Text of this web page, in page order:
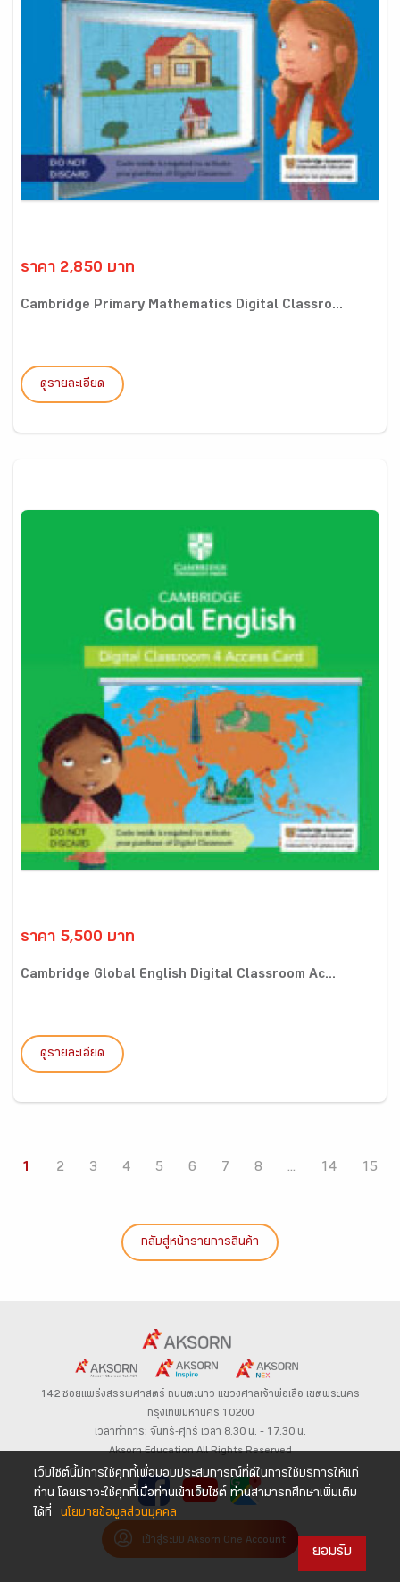
ราคา 2,850 บาท
Cambridge Primary Mathematics Digital Classro...
ดูรายละเอียด
ราคา 5,500 บาท
Cambridge Global English Digital Classroom Ac...
ดูรายละเอียด
1 2 3 4 5 6 7 8 ... 14 15
กลับสู่หน้ารายการสินค้า
142 ซอยแพร่งสรรพศาสตร์ ถนนตะนาว แขวงศาลเจ้าพ่อเสือ เขตพระนคร
กรุงเทพมหานคร 10200
เวลาทำการ: จันทร์-ศุกร์ เวลา 8.30 น. – 17.30 น.
Aksorn Education All Rights Reserved
เข้าสู่ระบบ Aksorn One Account
เว็บไซต์นี้มีการใช้คุกกี้เพื่อมอบประสบการณ์ที่ดีในการใช้บริการให้แก่
ท่าน โดยเราจะใช้คุกกี้เมื่อท่านเข้าเว็บไซต์ ท่านสามารถศึกษาเพิ่มเติม
ได้ที่
นโยบายข้อมูลส่วนบุคคล
ยอมรับ